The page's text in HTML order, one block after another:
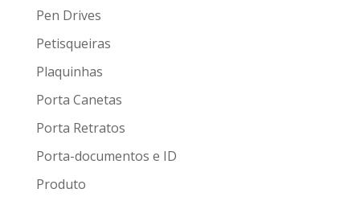
Pen Drives
Petisqueiras
Plaquinhas
Porta Canetas
Porta Retratos
Porta-documentos e ID
Produto